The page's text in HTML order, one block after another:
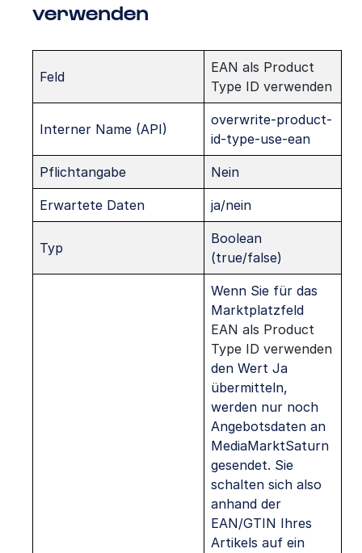
verwenden
Feld
EAN als Product
Type ID verwenden
Interner Name (API)
overwrite-product-
id-type-use-ean
Pflichtangabe Nein
Erwartete Daten ja/nein
Typ
Boolean
(true/false)
Wenn Sie für das
Marktplatzfeld
EAN als Product
Type ID verwenden
den Wert Ja
übermitteln,
werden nur noch
Angebotsdaten an
MediaMarktSaturn
gesendet. Sie
schalten sich also
anhand der
EAN/GTIN Ihres
Artikels auf ein